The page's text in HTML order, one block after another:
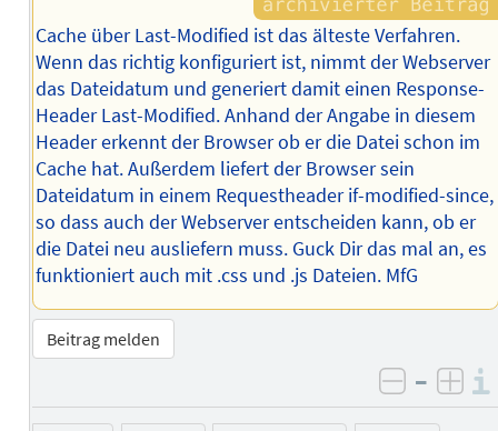
Cache über Last-Modified ist das älteste Verfahren.
Wenn das richtig konfiguriert ist, nimmt der Webserver
das Dateidatum und generiert damit einen Response-
Header Last-Modified. Anhand der Angabe in diesem
Header erkennt der Browser ob er die Datei schon im
Cache hat. Außerdem liefert der Browser sein
Dateidatum in einem Requestheader if-modified-since,
so dass auch der Webserver entscheiden kann, ob er
die Datei neu ausliefern muss. Guck Dir das mal an, es
funktioniert auch mit .css und .js Dateien. MfG
Beitrag melden
negativ
–